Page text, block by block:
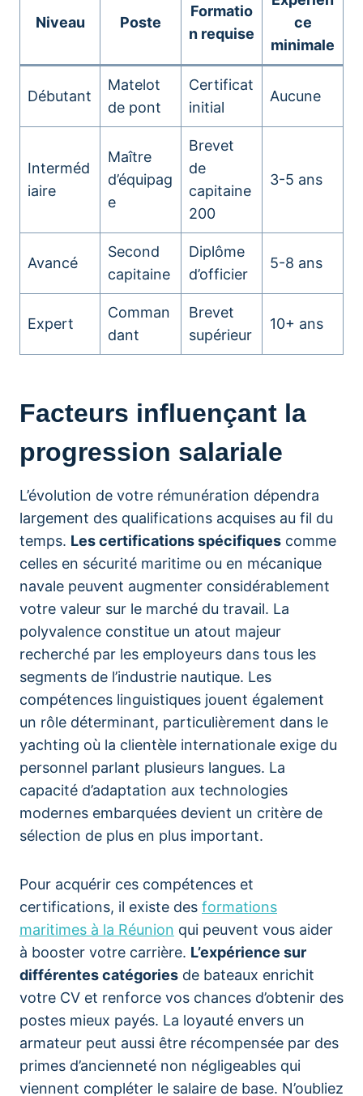
Niveau Poste
Formatio
n requise
ce
minimale
Débutant
Matelot
de pont
Certificat
initial
Aucune
Interméd
iaire
Maître
d’équipag
e
Brevet
de
capitaine
200
3-5 ans
Avancé
Second
capitaine
Diplôme
d’officier
5-8 ans
Expert
Comman
dant
Brevet
supérieur
10+ ans
Facteurs influençant la
progression salariale
L’évolution de votre rémunération dépendra
largement des qualifications acquises au fil du
temps. Les certifications spécifiques comme
celles en sécurité maritime ou en mécanique
navale peuvent augmenter considérablement
votre valeur sur le marché du travail. La
polyvalence constitue un atout majeur
recherché par les employeurs dans tous les
segments de l’industrie nautique. Les
compétences linguistiques jouent également
un rôle déterminant, particulièrement dans le
yachting où la clientèle internationale exige du
personnel parlant plusieurs langues. La
capacité d’adaptation aux technologies
modernes embarquées devient un critère de
sélection de plus en plus important.
Pour acquérir ces compétences et
certifications, il existe des formations
maritimes à la Réunion qui peuvent vous aider
à booster votre carrière. L’expérience sur
différentes catégories de bateaux enrichit
votre CV et renforce vos chances d’obtenir des
postes mieux payés. La loyauté envers un
armateur peut aussi être récompensée par des
primes d’ancienneté non négligeables qui
viennent compléter le salaire de base. N’oubliez